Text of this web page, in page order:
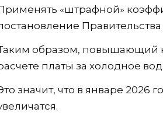
«штрафной»
образом, повышающий
платы за холодное
значит, что в январе 2026